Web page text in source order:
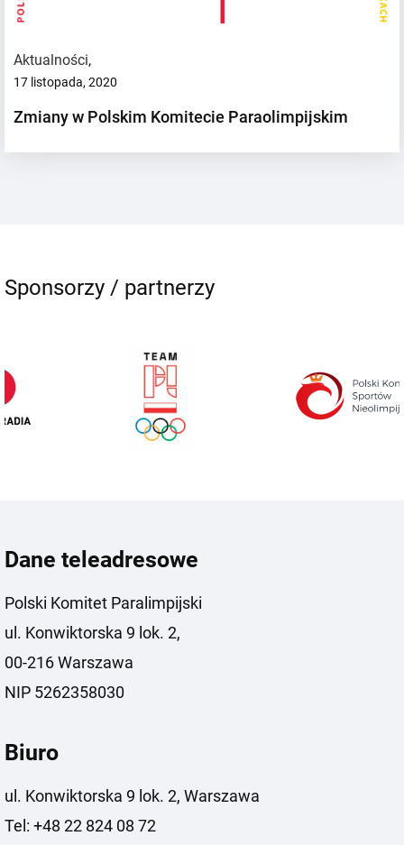
Aktualności,
17 listopada, 2020
Zmiany w Polskim Komitecie Paraolimpijskim
Sponsorzy / partnerzy
Dane teleadresowe
Polski Komitet Paralimpijski
ul. Konwiktorska 9 lok. 2,
00-216 Warszawa
NIP 5262358030
Biuro
ul. Konwiktorska 9 lok. 2, Warszawa
Tel: +48 22 824 08 72